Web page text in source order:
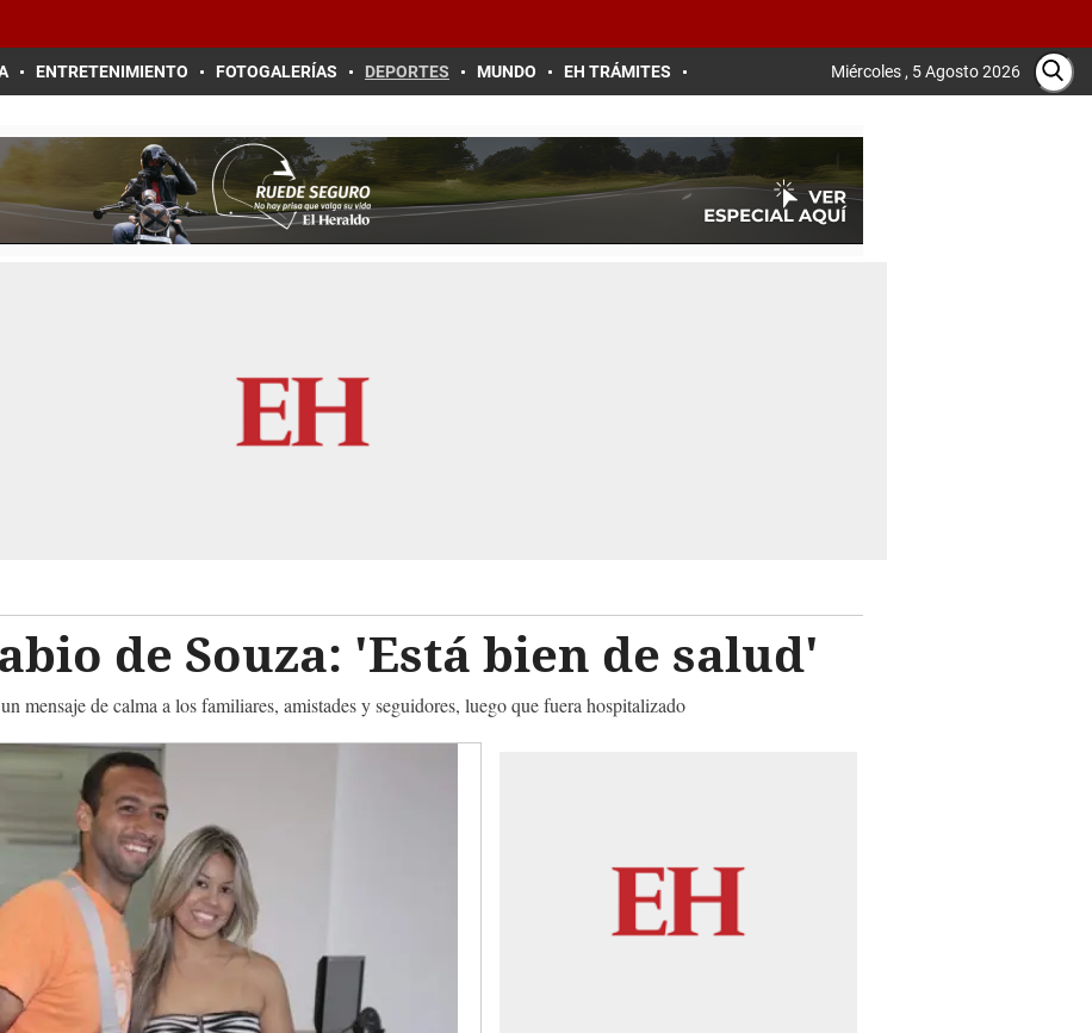
ENTRETENIMIENTO FOTOGALERÍAS DEPORTES MUNDO EH TRÁMITES Miércoles , 5 Agosto 2026
de Souza: 'Está bien de salud'
mensaje de calma a los familiares, amistades y seguidores, luego que fuera hospitalizado